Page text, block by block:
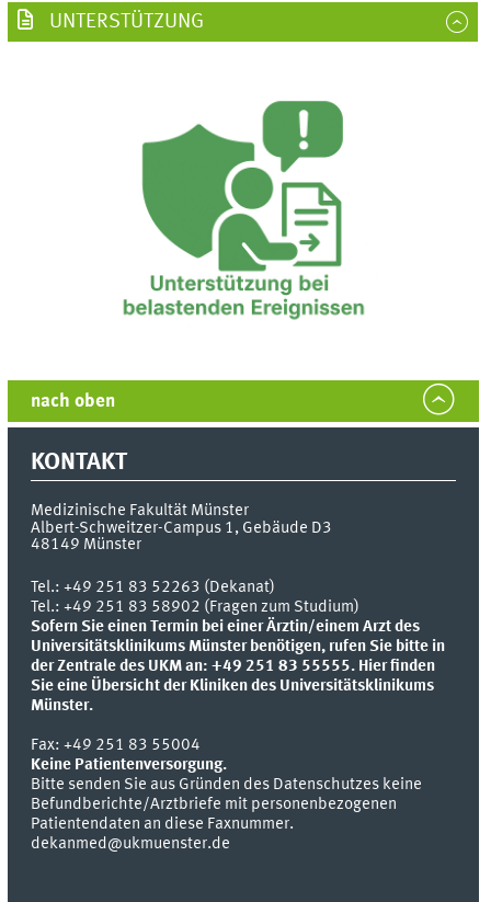
UNTERSTÜTZUNG
nach oben
KONTAKT
Medizinische Fakultät Münster
Albert-Schweitzer-Campus 1, Gebäude D3
48149 Münster
Tel.:+49 251 83 52263 (Dekanat)
Tel.: +49 251 83 58902 (Fragen zum Studium)
Sofern Sie einen Termin bei einer Ärztin/einem Arzt des
Universitätsklinikums Münster benötigen, rufen Sie bitte in
der Zentrale des UKM an: +49 251 83 55555. Hier finden
Sie eine Übersicht der Kliniken des Universitätsklinikums
Münster.
Fax:+49 251 83 55004
Keine Patientenversorgung.
Bitte senden Sie aus Gründen des Datenschutzes keine
Befundberichte/Arztbriefe mit personenbezogenen
Patientendaten an diese Faxnummer.
dekanmed@ukmuenster.de